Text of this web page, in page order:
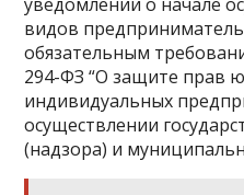
видов
обязательным
294-ФЗ “О защите прав
индивидуальных
осуществлении
(надзора) и